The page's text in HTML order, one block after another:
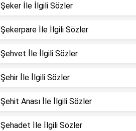
Şeker İle İlgili Sözler
Şekerpare İle İlgili Sözler
Şehvet İle İlgili Sözler
Şehir İle İlgili Sözler
Şehit Anası İle İlgili Sözler
Şehadet İle İlgili Sözler